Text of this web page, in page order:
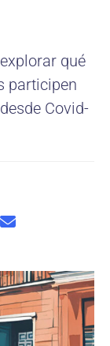
qué
participen
Covid-